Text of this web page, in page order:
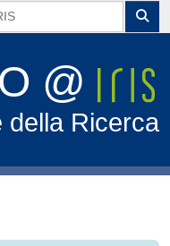
@
della Ricerca